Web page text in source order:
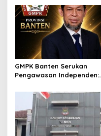
s
i
p
s
GMPK Banten Serukan
Pengawasan Independen:
Pembangunan di
Tangerang Jangan Sampai
“Akal-Akalan”